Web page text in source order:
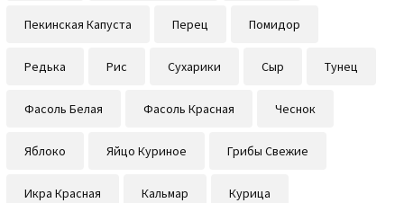
Пекинская Капуста Перец Помидор
Редька Рис Сухарики Сыр Тунец
Фасоль Белая Фасоль Красная Чеснок
Яблоко Яйцо Куриное Грибы Свежие
Икра Красная Кальмар Курица